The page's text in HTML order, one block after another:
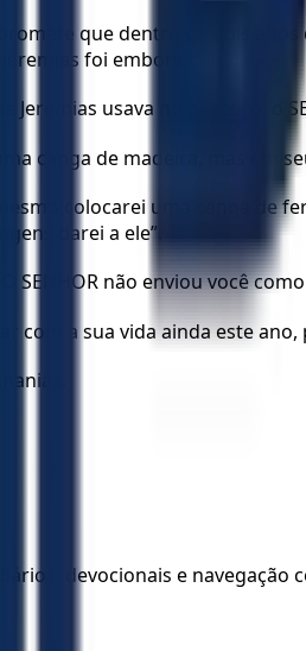
que dentro de dois
foi embora dali.
usava no pescoço, o
canga de madeira, mas em
colocarei uma canga
darei a ele”.
O SENHOR não enviou você
com a sua vida ainda este
devocionais e navegação